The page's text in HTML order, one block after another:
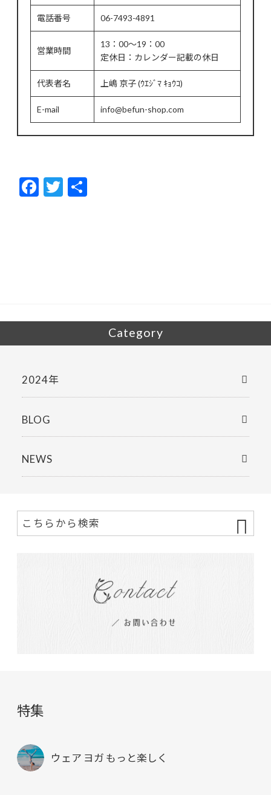
電話番号 06-7493-4891
営業時間
13：00～19：00
定休日：カレンダー記載の休日
代表者名 上嶋 京子 (ｳｴｼﾞﾏ ｷｮｳｺ)
E-mail info@befun-shop.com
F
T
Category
2024年
BLOG
NEWS
特集
ウェア ヨガ もっと楽しく